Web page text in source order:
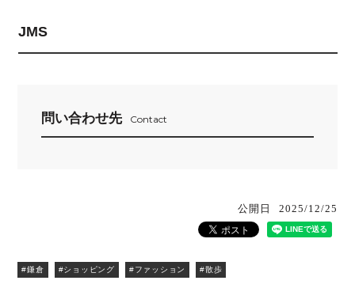
JMS
問い合わせ先 Contact
公開日 2025/12/25
#鎌倉 #ショッピング #ファッション #散歩